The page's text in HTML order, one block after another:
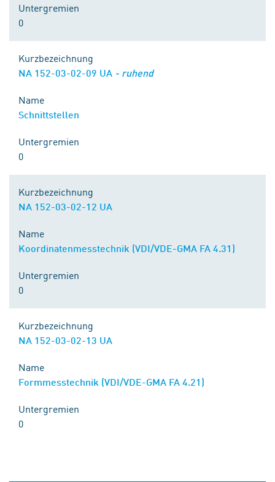
Untergremien
0
Kurzbezeichnung
NA 152-03-02-09 UA - ruhend
Name
Schnittstellen
Untergremien
0
Kurzbezeichnung
NA 152-03-02-12 UA
Name
Koordinatenmesstechnik (VDI/VDE-GMA FA 4.31)
Untergremien
0
Kurzbezeichnung
NA 152-03-02-13 UA
Name
Formmesstechnik (VDI/VDE-GMA FA 4.21)
Untergremien
0